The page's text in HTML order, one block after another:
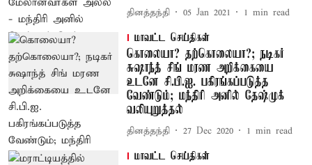
தினத்தந்தி 05 Jan 2021 1 min read
மாவட்ட செய்திகள்
கொலையா? தற்கொலையா?; நடிகர்
சுஷாந்த் சிங் மரண அறிக்கையை
உடனே சி.பி.ஐ. பகிரங்கப்படுத்த
வேண்டும்; மந்திரி அனில் தேஷ்முக்
வலியுறுத்தல்
தினத்தந்தி 27 Dec 2020 1 min read
மாவட்ட செய்திகள்